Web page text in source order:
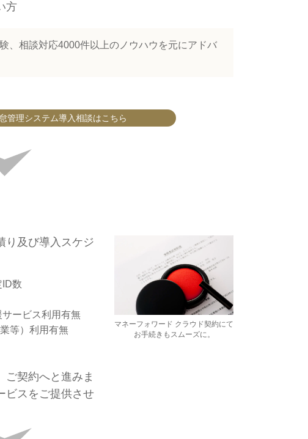
方
、相談対応4000件以上のノウハウを元にアドバ
管理システム導入相談はこちら
マネーフォワード クラウド契約にて
お手続きもスムーズに。
り及び導入スケジ
ID数
サービス利用有無
等）利用有無
ご契約へと進みま
ビスをご提供させ